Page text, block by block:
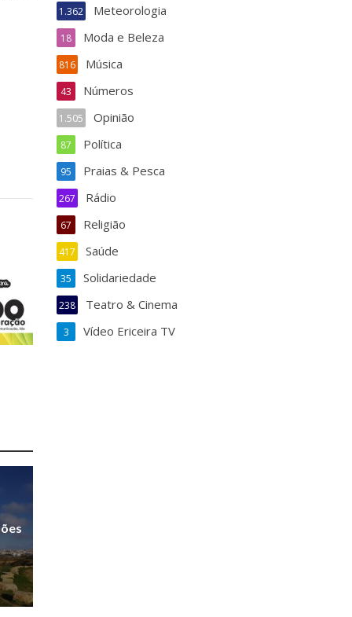
Meteorologia
1.362
Moda e Beleza
18
Música
816
Números
43
Opinião
1.505
Política
87
Praias & Pesca
95
Rádio
267
Religião
67
Saúde
417
Solidariedade
35
Teatro & Cinema
238
Vídeo Ericeira TV
3